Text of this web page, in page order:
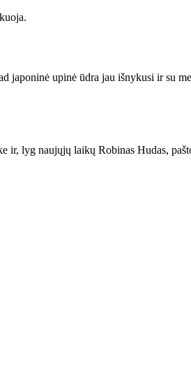
japoninė upinė ūdra jau išnykusi ir su
ir, lyg naujųjų laikų Robinas Hudas,